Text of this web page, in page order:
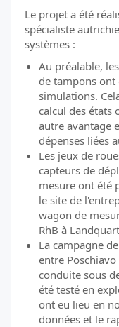
Le projet a été
spécialiste
systèmes :
Au préalable,
de tampons ont
simulations.
calcul des états
autre avantage
dépenses liées
Les jeux de
capteurs de
mesure ont été
le site de
wagon de
RhB à
La campagne
entre
conduite sous
été testé en
ont eu lieu en
données et le